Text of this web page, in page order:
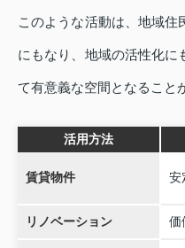
このような活動は、地域住
にもなり、地域の活性化に
て有意義な空間となること
活用方法
賃貸物件 安
リノベーション 価